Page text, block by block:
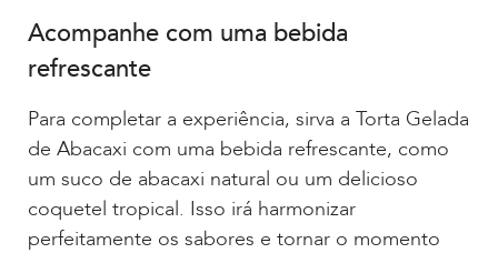
Acompanhe com uma bebida
refrescante
Para completar a experiência, sirva a Torta Gelada
de Abacaxi com uma bebida refrescante, como
um suco de abacaxi natural ou um delicioso
coquetel tropical. Isso irá harmonizar
perfeitamente os sabores e tornar o momento